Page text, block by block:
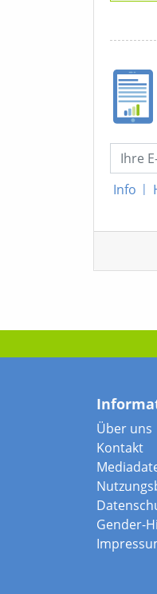
Info |
Über uns
Kontakt
Gender-